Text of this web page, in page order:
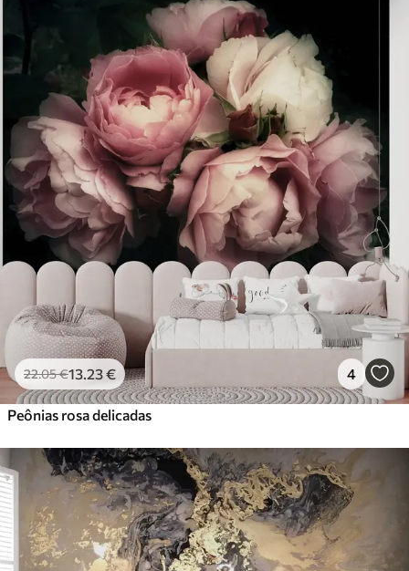
22.05€13 .23€ 4
Peônias rosa delicadas